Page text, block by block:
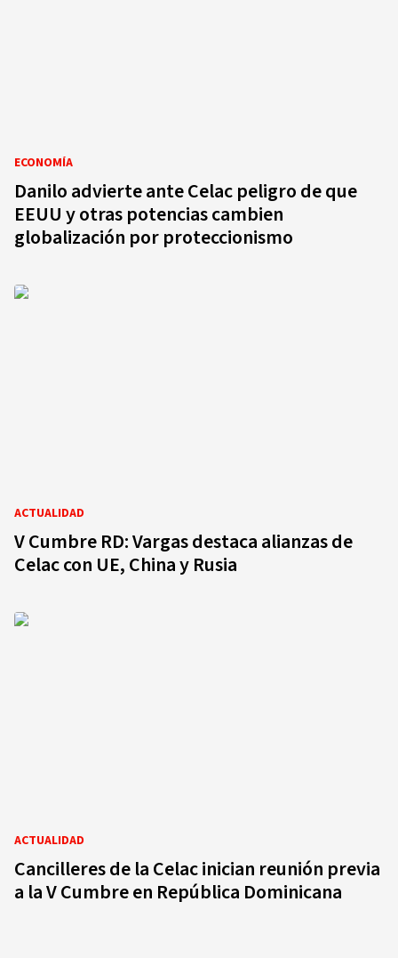
ECONOMÍA
Danilo advierte ante Celac peligro de que
EEUU y otras potencias cambien
globalización por proteccionismo
ACTUALIDAD
V Cumbre RD: Vargas destaca alianzas de
Celac con UE, China y Rusia
ACTUALIDAD
Cancilleres de la Celac inician reunión previa
a la V Cumbre en República Dominicana